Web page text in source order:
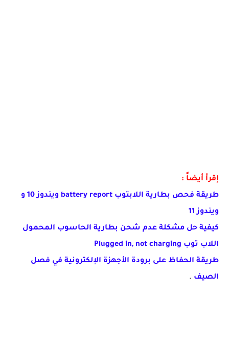
إقرأ أيضاً :
طريقة فحص بطارية اللابتوب battery report ويندوز 10 و
ويندوز 11
كيفية حل مشكلة عدم شحن بطارية الحاسوب المحمول
اللاب توب Plugged in, not charging
طريقة الحفاظ على برودة الأجهزة الإلكترونية في فصل
الصيف .